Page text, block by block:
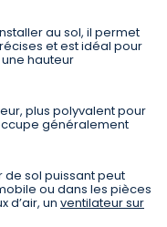
au sol, il permet
et est idéal pour
hauteur
plus polyvalent pour
généralement
de sol puissant peut
ou dans les pièces
d’air, un ventilateur sur